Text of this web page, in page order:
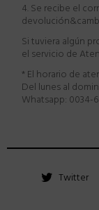
4. Se recibe el
Si tuviera algún
el servicio de
* El horario de
Del lunes al
Whatsapp: 0034-
Twitter